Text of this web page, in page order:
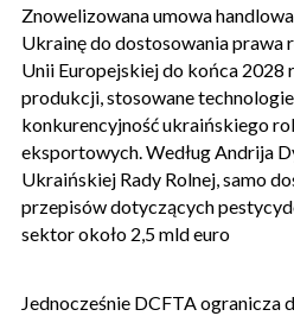
Znowelizowana umowa
Ukrainę do dostosowania prawa
Unii Europejskiej do końca 2028
produkcji, stosowane
konkurencyjność ukraińskiego
eksportowych. Według Andrija
Ukraińskiej Rady Rolnej, samo
przepisów dotyczących
sektor około 2,5 mld euro
Jednocześnie DCFTA ogranicza